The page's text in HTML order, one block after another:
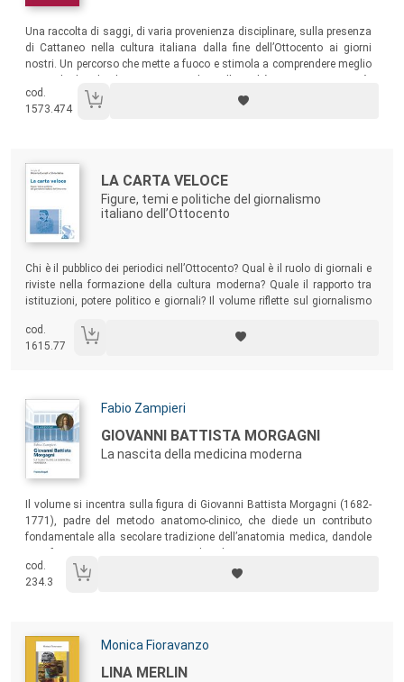
Sommario:
Una raccolta di saggi, di varia provenienza disciplinare, sulla presenza
di Cattaneo nella cultura italiana dalla fine dell’Ottocento ai giorni
nostri. Un percorso che mette a fuoco e stimola a comprendere meglio
ma anche la funzione storica che ebbe nei centocinquant’anni dalla
morte, e che ha da svolgere ancora nella complessa e inquieta realtà
cod.
1573.474
Autori:
Titolo:
LA CARTA VELOCE
Figure, temi e politiche del giornalismo
italiano dell’Ottocento
Chi è il pubblico dei periodici nell’Ottocento? Qual è il ruolo di giornali e
riviste nella formazione della cultura moderna? Quale il rapporto tra
istituzioni, potere politico e giornali? Il volume riflette sul giornalismo
gazzette, giornali e riviste hanno avuto nel contesto pre e postunitario
e il fascino che la “carta veloce” ha esercitato sul pubblico italiano.
cod.
1615.77
Autori:
Fabio Zampieri
Titolo:
GIOVANNI BATTISTA MORGAGNI
La nascita della medicina moderna
Sommario:
Il volume si incentra sulla figura di Giovanni Battista Morgagni (1682-
1771), padre del metodo anatomo-clinico, che diede un contributo
fondamentale alla secolare tradizione dell’anatomia medica, dandole
della scuola fondata da Marcello Malpighi.
cod.
234.3
Autori:
Monica Fioravanzo
Titolo:
LINA MERLIN